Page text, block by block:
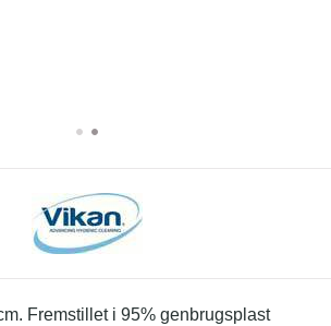
Fremstillet i 95% genbrugsplast